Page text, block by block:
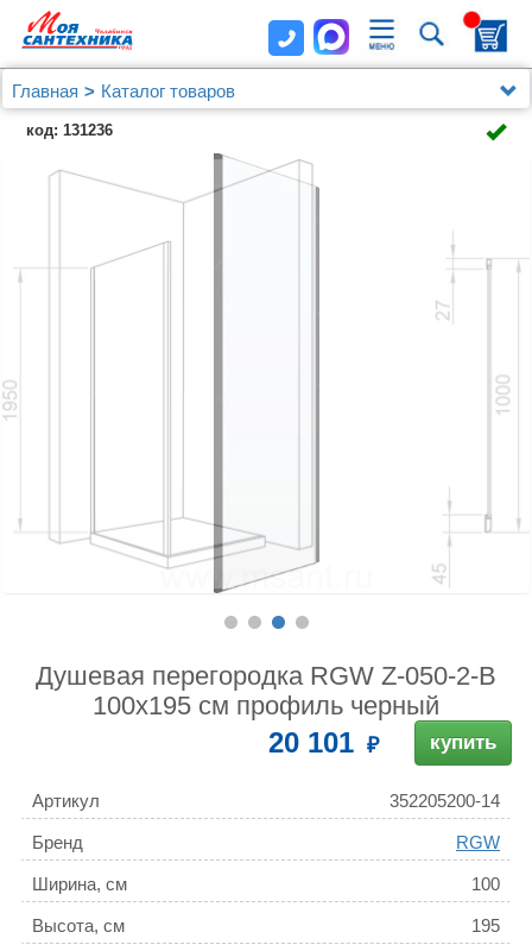
Главная
Каталог товаров
Душевые уголки, ограждения, поддоны
Душевые уголки (ограждения), двери шторки и поддоны
RGW
Душевая перегородка RGW Z-050-2-B 100х195 см
код: 131236
Душевая перегородка RGW Z-050-2-B
100х195 см профиль черный
20 101 купить
Артикул 352205200-14
Бренд RGW
Ширина, см 100
Высота, см 195